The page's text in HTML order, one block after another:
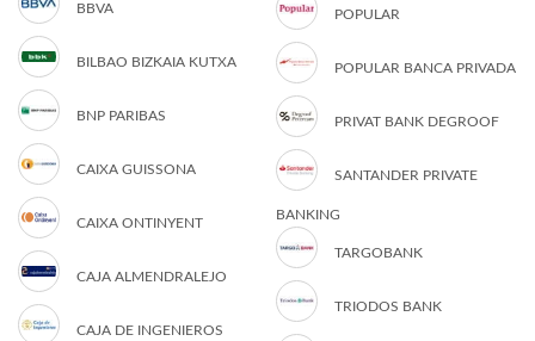
BBVA
BILBAO BIZKAIA KUTXA
BNP PARIBAS
CAIXA GUISSONA
CAIXA ONTINYENT
CAJA ALMENDRALEJO
CAJA DE INGENIEROS
POPULAR
POPULAR BANCA PRIVADA
PRIVAT BANK DEGROOF
SANTANDER PRIVATE
BANKING
TARGOBANK
TRIODOS BANK